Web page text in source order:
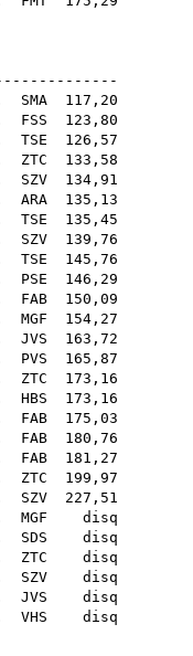
. SMA 117,20
FSS 123,80
TSE 126,57
ZTC 133,58
SZV 134,91
ARA 135,13
. TSE 135,45
SZV 139,76
TSE 145,76
. PSE 146,29
. FAB 150,09
. MGF 154,27
JVS 163,72
PVS 165,87
ZTC 173,16
HBS 173,16
FAB 175,03
. FAB 180,76
FAB 181,27
ZTC 199,97
SZV 227,51
MGF disq
SDS disq
ZTC disq
. SZV disq
. JVS disq
VHS disq